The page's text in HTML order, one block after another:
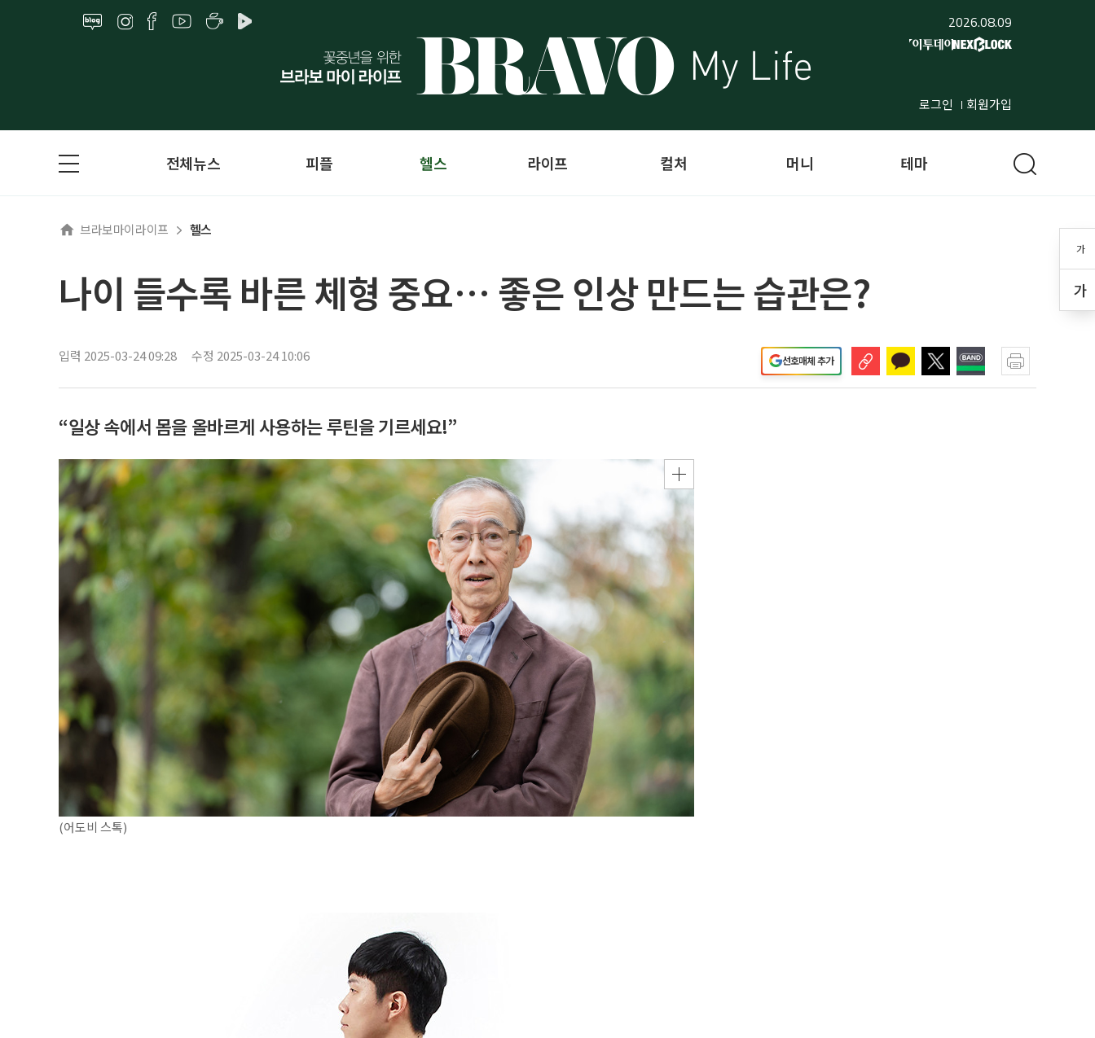
2026.08.09
로그인 회원가입
가
가
전체뉴스 피플 헬스 라이프 컬처 머니 테마
브라보마이라이프 헬스
나이 들수록 바른 체형 중요… 좋은 인상 만드는 습관은?
입력 2025-03-24 09:28 수정 2025-03-24 10:06 선호매체 추가
“일상 속에서 몸을 올바르게 사용하는 루틴을 기르세요!”
(어도비 스톡)